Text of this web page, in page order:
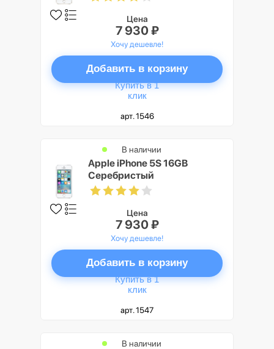
Цена
7 930 ₽
Хочу дешевле!
Добавить в корзину
Купить в 1
клик
арт. 1546
Apple iPhone 5S 16GB
Серебристый
В наличии
Цена
7 930 ₽
Хочу дешевле!
Добавить в корзину
Купить в 1
клик
арт. 1547
В наличии